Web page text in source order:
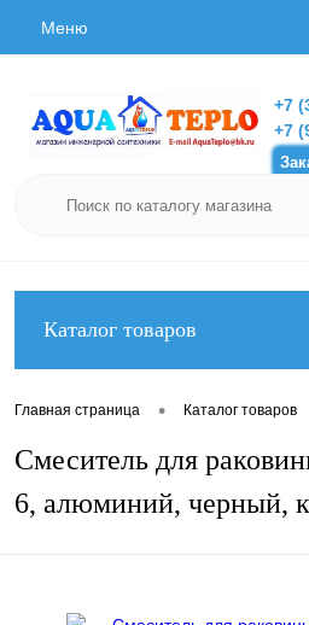
Меню
+7
+7
Каталог товаров
Главная страница • Каталог товаров
Смеситель для
6, алюминий, черный,